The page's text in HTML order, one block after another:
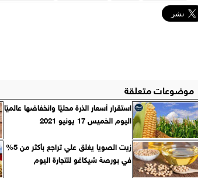
موضوعات متعلقة
استقرار أسعار الذرة محليًا وانخفاضها عالميًا
اليوم الخميس 17 يونيو 2021
زيت الصويا يغلق علي تراجع بأكثر من 5%
في بورصة شيكاغو للتجارة اليوم